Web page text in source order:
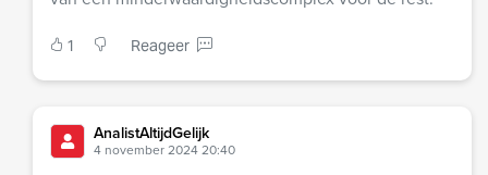
1 Reageer
AnalistAltijdGelijk
4 november 2024 20:40